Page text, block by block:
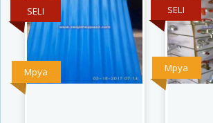
Mpya
SELI
Mpya
SELI